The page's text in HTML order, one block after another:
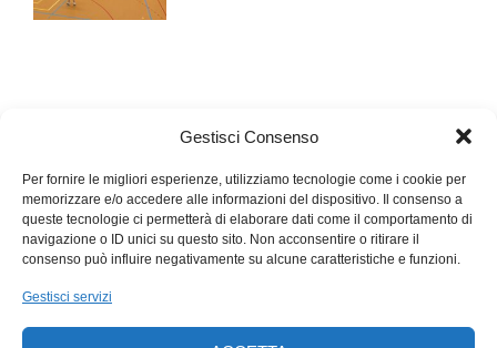
Gestisci Consenso
Per fornire le migliori esperienze, utilizziamo tecnologie come i cookie per
memorizzare e/o accedere alle informazioni del dispositivo. Il consenso a
queste tecnologie ci permetterà di elaborare dati come il comportamento di
navigazione o ID unici su questo sito. Non acconsentire o ritirare il
consenso può influire negativamente su alcune caratteristiche e funzioni.
Gestisci servizi